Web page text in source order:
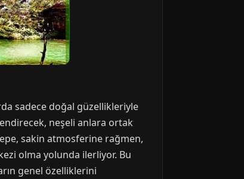
sadece doğal güzellikleriyle
neşeli anlara ortak
sakin atmosferine rağmen,
olma yolunda ilerliyor. Bu
genel özelliklerini